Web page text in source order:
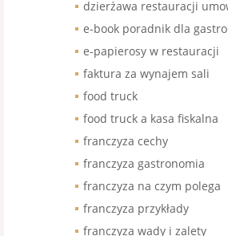
dzierżawa restauracji
e-book poradnik dla
e-papierosy w restauracji
faktura za wynajem sali
food truck
food truck a kasa fiskalna
franczyza cechy
franczyza gastronomia
franczyza na czym polega
franczyza przykłady
franczyza wady i zalety